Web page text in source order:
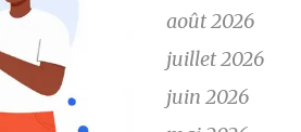
août 2026
juillet 2026
juin 2026